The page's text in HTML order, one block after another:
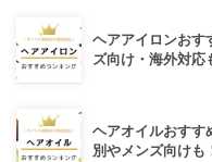
ヘアアイロンおす
ズ向け・海外対応
ヘアオイルおすす
別やメンズ向けも